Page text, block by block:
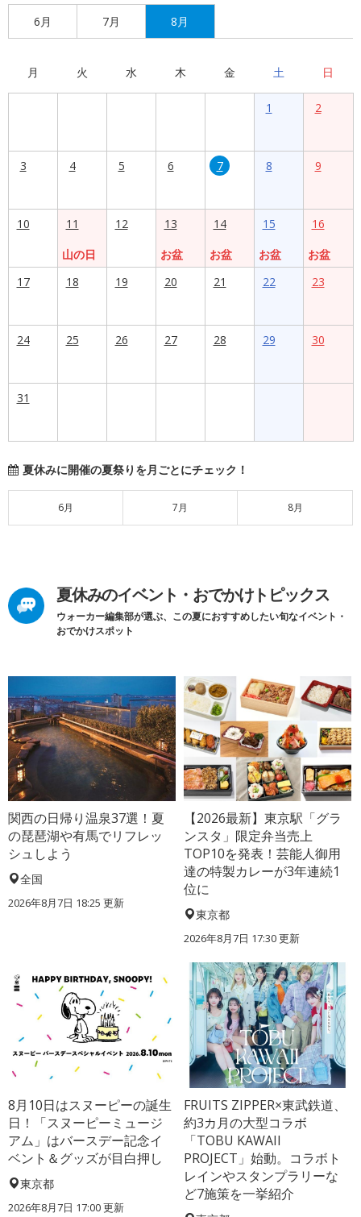
6月 7月 8月
月 火 水 木 金 土 日
1 2
3 4 5 6 7 8 9
10
11
山の日
12
13
お盆
14
お盆
15
お盆
16
お盆
17
18 19 20 21 22 23
24 25 26 27 28 29 30
31
夏休みに開催の夏祭りを月ごとにチェック！
6月 7月 8月
夏休みのイベント・おでかけトピックス
ウォーカー編集部が選ぶ、この夏におすすめしたい旬なイベント・
おでかけスポット
関西の日帰り温泉37選！夏
の琵琶湖や有馬でリフレッ
シュしよう
全国
2026年8月7日 18:25 更新
【2026最新】東京駅「グラ
ンスタ」限定弁当売上
TOP10を発表！芸能人御用
達の特製カレーが3年連続1
位に
東京都
2026年8月7日 17:30更新
8月10日はスヌーピーの誕生
日！「スヌーピーミュージ
アム」はバースデー記念イ
ベント＆グッズが目白押し
東京都
2026年8月7日 17:00更新
FRUITS ZIPPER×東武鉄道、
約3カ月の大型コラボ
「TOBU KAWAII
PROJECT」始動。コラボト
レインやスタンプラリーな
ど7施策を一挙紹介